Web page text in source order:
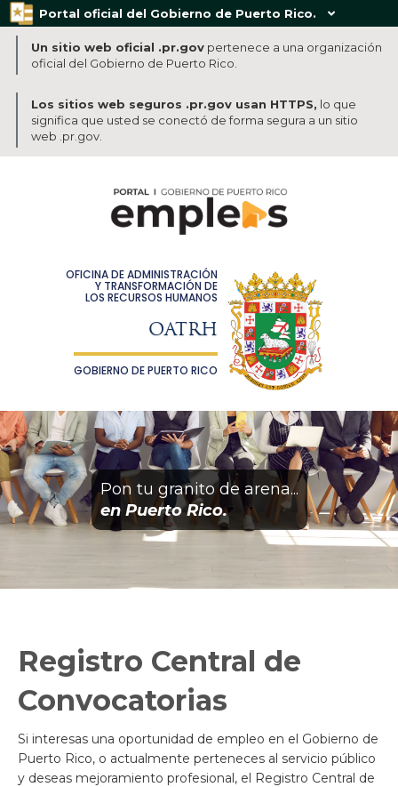
Portal oficial del Gobierno de Puerto Rico. 
Un sitio web oficial .pr.govpertenece a una organización
oficial del Gobierno de Puerto Rico.
Los sitios web seguros .pr.gov usan HTTPS, lo que
significa que usted se conectó de forma segura a un sitio
web .pr.gov.
OFICINA DE ADMINISTRACIÓN
Y TRANSFORMACIÓN DE
LOS RECURSOS HUMANOS
OATRH
GOBIERNO DE PUERTO RICO
Pon tu granito de arena...
en Puerto Rico.
Si interesas una oportunidad de empleo en el Gobierno de
Puerto Rico, o actualmente perteneces al servicio público
y deseas mejoramiento profesional, el Registro Central de
Registro Central de
Convocatorias